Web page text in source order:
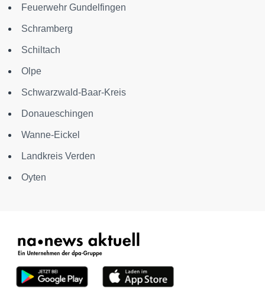
Feuerwehr Gundelfingen
Schramberg
Schiltach
Olpe
Schwarzwald-Baar-Kreis
Donaueschingen
Wanne-Eickel
Landkreis Verden
Oyten